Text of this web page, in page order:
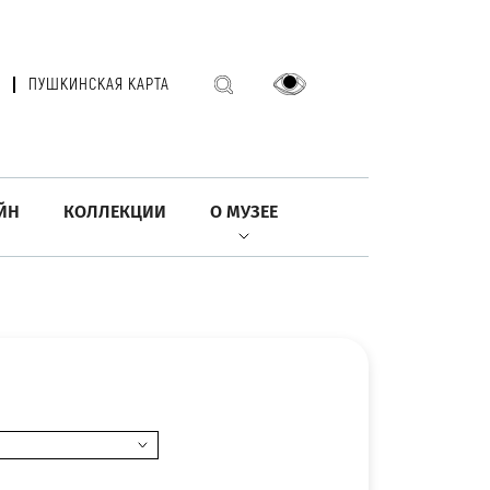
ПУШКИНСКАЯ КАРТА
КОЛЛЕКЦИИ О МУЗЕЕ